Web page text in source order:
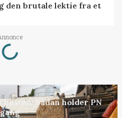
den brutale lektie fra et
Loading...
Sådan holder PN